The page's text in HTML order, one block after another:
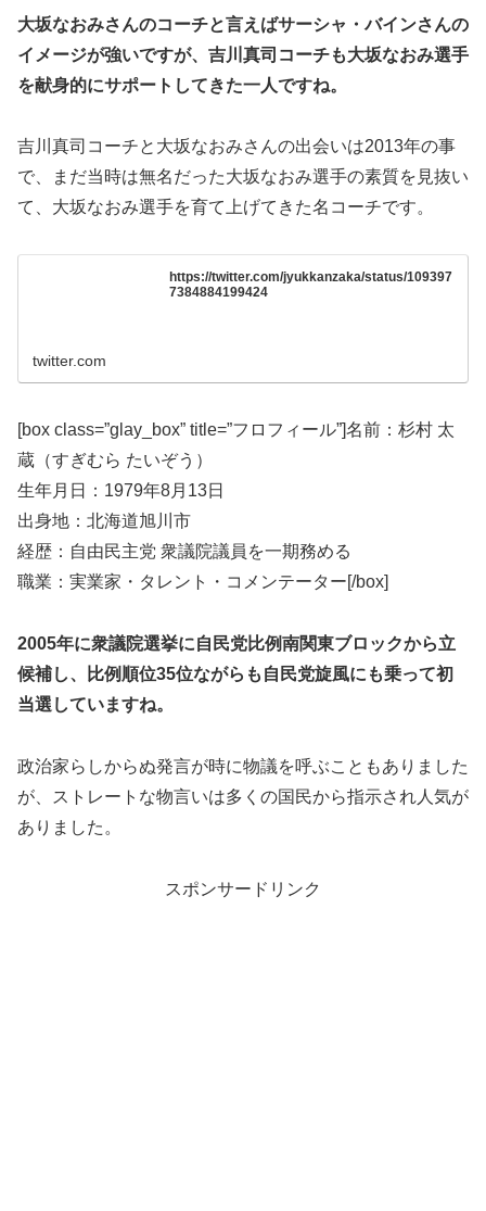
大坂なおみさんのコーチと言えばサーシャ・バインさんの
イメージが強いですが、吉川真司コーチも大坂なおみ選手
を献身的にサポートしてきた一人ですね。
吉川真司コーチと大坂なおみさんの出会いは2013年の事
で、まだ当時は無名だった大坂なおみ選手の素質を見抜い
て、大坂なおみ選手を育て上げてきた名コーチです。
https://twitter.com/jyukkanzaka/status/109397
7384884199424
twitter.com
[box class=”glay_box” title=”フロフィール”]名前：杉村 太
蔵（すぎむら たいぞう）
生年月日：1979年8月13日
出身地：北海道旭川市
経歴：自由民主党 衆議院議員を一期務める
職業：実業家・タレント・コメンテーター[/box]
2005年に衆議院選挙に自民党比例南関東ブロックから立
候補し、比例順位35位ながらも自民党旋風にも乗って初
当選していますね。
政治家らしからぬ発言が時に物議を呼ぶこともありました
が、ストレートな物言いは多くの国民から指示され人気が
ありました。
スポンサードリンク